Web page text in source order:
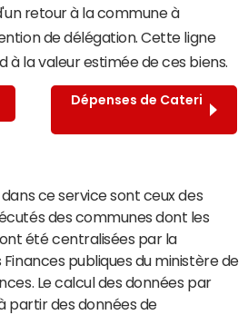
retour à la commune à
de délégation. Cette ligne
à la valeur estimée de ces biens.
Dépenses de Cateri
ce service sont ceux des
des communes dont les
été centralisées par la
publiques du ministère de
Le calcul des données par
partir des données de